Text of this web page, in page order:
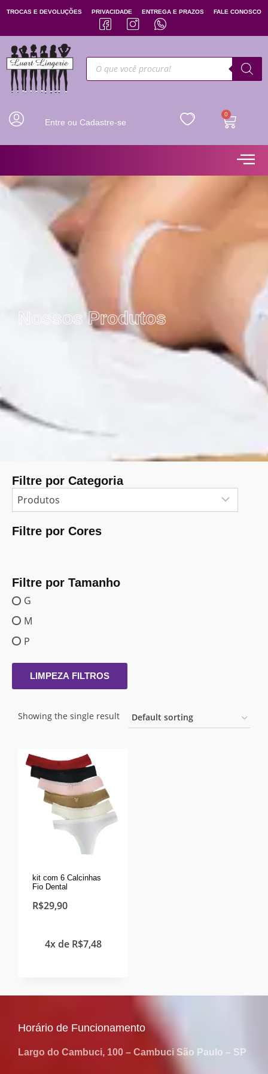
TROCAS E DEVOLUÇÕES PRIVACIDADE ENTREGA E PRAZOS FALE CONOSCO
Entre ou Cadastre-se
0
Nossos Produtos
Filtre por Categoria
Filtre por Cores
Filtre por Tamanho
G
M
P
LIMPEZA FILTROS
Showing the single result
kit com 6 Calcinhas
Fio Dental
R$29,90
4x de R$7,48
Horário de Funcionamento
Largo do Cambuci, 100 – Cambuci São Paulo – SP